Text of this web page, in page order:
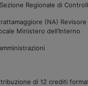
Regionale di
(NA)
Ministero dell’Interno
di 12 crediti